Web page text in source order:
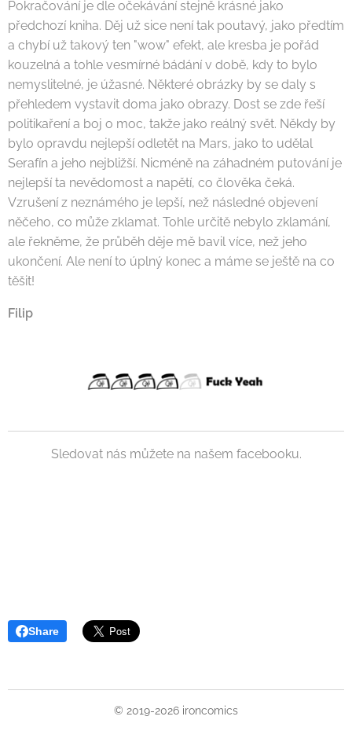
Pokračování je dle očekávání stejně krásné jako
předchozí kniha. Děj už sice není tak poutavý, jako předtím
a chybí už takový ten "wow" efekt, ale kresba je pořád
kouzelná a tohle vesmírné bádání v době, kdy to bylo
nemyslitelné, je úžasné. Některé obrázky by se daly s
přehledem vystavit doma jako obrazy. Dost se zde řeší
politikaření a boj o moc, takže jako reálný svět. Někdy by
bylo opravdu nejlepší odletět na Mars, jako to udělal
Serafín a jeho nejbližší. Nicméně na záhadném putování je
nejlepší ta nevědomost a napětí, co člověka čeká.
Vzrušení z neznámého je lepší, než následné objevení
něčeho, co může zklamat. Tohle určitě nebylo zklamání,
ale řekněme, že průběh děje mě bavil více, než jeho
ukončení. Ale není to úplný konec a máme se ještě na co
těšit!
Filip
Sledovat nás můžete na našem facebooku.
Share
© 2019-2026 ironcomics